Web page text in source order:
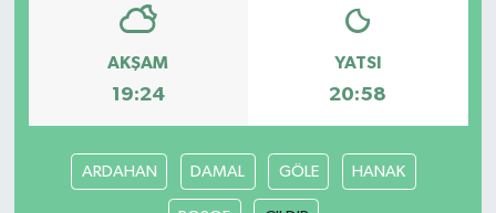
AKŞAM
19:24
YATSI
20:58
ARDAHAN DAMAL GÖLE HANAK